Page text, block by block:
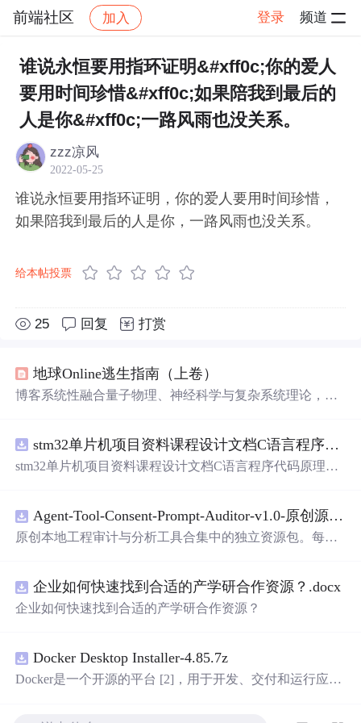
前端社区 加入 登录 频道
社区 前端社区 感慨 帖子详情
谁说永恒要用指环证明&#xff0c;你的爱人
要用时间珍惜&#xff0c;如果陪我到最后的
人是你&#xff0c;一路风雨也没关系。
zzz凉风
2022-05-25
谁说永恒要用指环证明，你的爱人要用时间珍惜，
如果陪我到最后的人是你，一路风雨也没关系。
给本帖投票
25 回复 打赏
地球Online逃生指南（上卷）
博客系统性融合量子物理、神经科学与复杂系统理论，构
质；提出‘无我布施’作为分布式网络的非对称负熵干预，
建立基于觉知训练的流动生存范式，并用数学模型（如痛
stm32单片机项目资料课程设计文档C语言程序代码原理图电路PCB实例五种PWM反馈控制模式研究
stm32单片机项目资料课程设计文档C语言程序代码原理图
Agent-Tool-Consent-Prompt-Auditor-v1.0-原创源码与文档.zip
原创本地工程审计与分析工具合集中的独立资源包。每个
README、运行说明、功能清单、MIT License及原创与授
权声明。解压后进入project目录，执行npm test验证算法，
目源码、Logo、官方截图、论文、生产日志或其他受限素
材。适合前端开发、AI应用工程、测试审计和课程实践。
企业如何快速找到合适的产学研合作资源？.docx
企业如何快速找到合适的产学研合作资源？
Docker Desktop Installer-4.85.7z
Docker是一个开源的平台 [2]，用于开发、交付和运行应用